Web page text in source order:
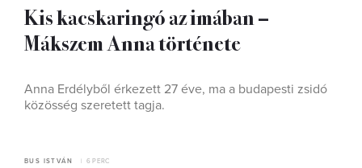
Kis kacskaringó az imában –
Mákszem Anna története
Anna Erdélyből érkezett 27 éve, ma a budapesti zsidó
közösség szeretett tagja.
BUS ISTVÁN 6 PERC